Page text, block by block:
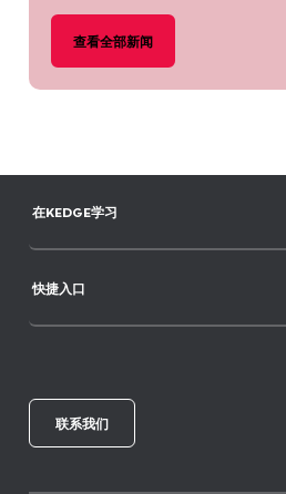
查看全部新闻
在KEDGE学习
快捷入口
联系我们